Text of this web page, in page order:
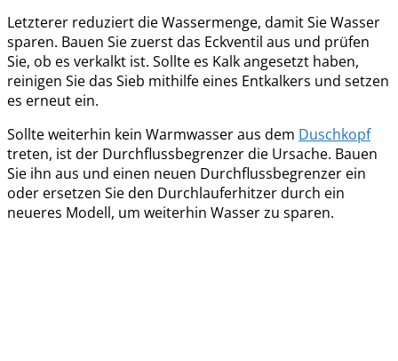
Letzterer reduziert die Wassermenge, damit Sie Wasser
sparen. Bauen Sie zuerst das Eckventil aus und prüfen
Sie, ob es verkalkt ist. Sollte es Kalk angesetzt haben,
reinigen Sie das Sieb mithilfe eines Entkalkers und setzen
es erneut ein.
Sollte weiterhin kein Warmwasser aus dem Duschkopf
treten, ist der Durchflussbegrenzer die Ursache. Bauen
Sie ihn aus und einen neuen Durchflussbegrenzer ein
oder ersetzen Sie den Durchlauferhitzer durch ein
neueres Modell, um weiterhin Wasser zu sparen.